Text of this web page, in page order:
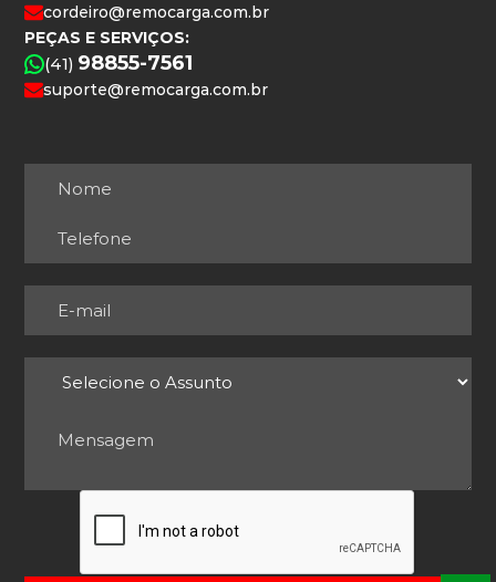
cordeiro@remocarga.com.br
PEÇAS E SERVIÇOS:
(41) 98855-7561
suporte@remocarga.com.br